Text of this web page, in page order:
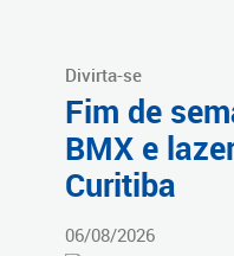
Divirta-se
Fim de
BMX e
Curitiba
06/08/2026